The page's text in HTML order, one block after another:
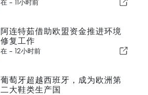
在 - 11小时前
阿连特茹借助欧盟资金推进环境
修复工作
在 - 12小时前
葡萄牙超越西班牙，成为欧洲第
二大鞋类生产国